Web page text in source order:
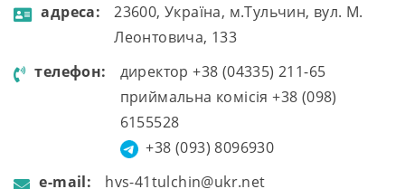
aдресa:
23600, Україна, м.Тульчин, вул. М.
Леонтовича, 133
телефон:
директор +38 (04335) 211-65
приймальна комісія +38 (098)
6155528
+38 (093) 8096930
e-mail:
hvs-41tulchin@ukr.net